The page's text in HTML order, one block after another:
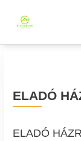
ELADÓ
ELADÓ